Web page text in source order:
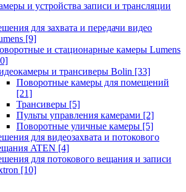
и устройства записи и трансляции
для захвата и передачи видео
[9]
и стационарные камеры Lumens
и трансиверы Bolin [33]
Поворотные камеры для помещений
[21]
Трансиверы [5]
Пульты управления камерами [2]
Поворотные уличные камеры [5]
для видеозахвата и потокового
ATEN [4]
для потокового вещания и записи
[10]